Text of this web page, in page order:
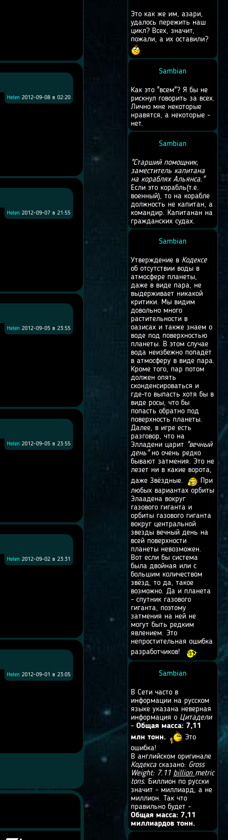
Helen 2012-09-08 в 02:20
Helen 2012-09-07 в 21:55
Helen 2012-09-05 в 23:55
Helen 2012-09-05 в 23:55
Helen 2012-09-02 в 23:31
Helen 2012-09-01 в 23:05
Это как же им, азари,
удалось пережить наш
цикл? Всех, значит,
пожали, а их оставили?
Sambian
Как это "всем"? Я бы не
рискнул говорить за всех.
Лично мне некоторые
нравятся, а некоторые -
нет.
Sambian
"Старший помощник,
заместитель капитана
на кораблях Альянса."
Если это корабль(т.е.
военный), то на корабле
должность не капитан, а
командир. Капитанан на
гражданских судах.
Sambian
Утверждение в Кодексе
об отсутствии воды в
атмосфере планеты,
даже в виде пара, не
выдерживает никакой
критики. Мы видим
довольно много
растительности в
оазисах и также знаем о
воде под поверхностью
планеты. В этом случае
вода неизбежно попадёт
в атмосферу в виде пара.
Кроме того, пар потом
должен опять
сконденсироваться и
где-то выпасть хотя бы в
виде росы, что бы
попасть обратно под
поверхность планеты.
Далее, в игре есть
разговор, что на
Элладени царит "вечный
день"но очень редко
бывают затмения. Это не
лезет ни в какие ворота,
даже Звёздные.
При
любых вариантах орбиты
Элаадена вокруг
газового гиганта и
орбиты газового гиганта
вокруг центральной
звезды вечный день на
всей поверхности
планеты невозможен.
Вот если бы система
была двойная или с
большим количеством
звёзд, то да, такое
возможно. Да и планета
- спутник газового
гиганта, поэтому
затмения на ней не
могут быть редким
явлением. Это
непростительная ошибка
разработчиков!
Sambian
В Сети часто в
информации на русском
языке указана неверная
информация о Цитадели
- Общая масса: 7,11
млн тонн.
Это
ошибка!
В английском оригинале
Кодекса сказано: Gross
Weight: 7.11 billion metric
tons. Биллион по русски
значит - миллиард, а не
миллион. Так что
правильно будет -
Общая масса: 7,11
миллиардов тонн.